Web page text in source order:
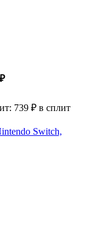
739 ₽ в сплит
Switch,